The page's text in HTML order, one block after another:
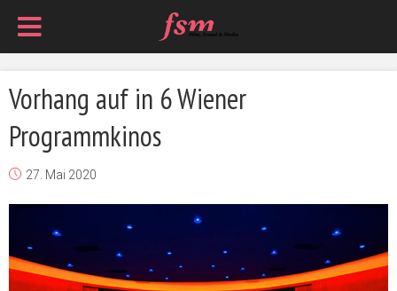
Vorhang auf in 6 Wiener
Programmkinos
27. Mai 2020